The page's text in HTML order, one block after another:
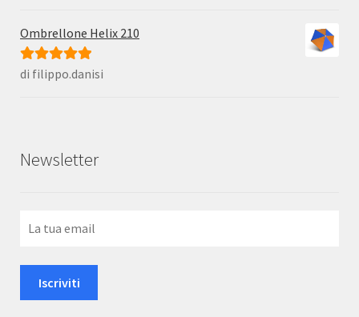
Ombrellone Helix 210
Valutato5 su
di filippo.danisi
Newsletter